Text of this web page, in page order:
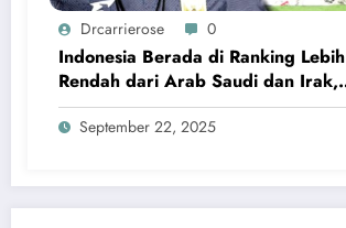
Drcarrierose 0
Indonesia Berada di Ranking Lebih
Rendah dari Arab Saudi dan Irak,
Kluivert Tetap Tenang
September 22, 2025